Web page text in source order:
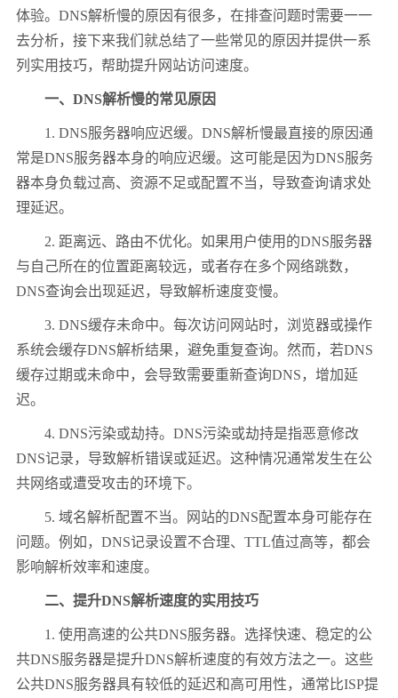
体验。DNS解析慢的原因有很多，在排查问题时需要一一
去分析，接下来我们就总结了一些常见的原因并提供一系
列实用技巧，帮助提升网站访问速度。
一、DNS解析慢的常见原因
1. DNS服务器响应迟缓。DNS解析慢最直接的原因通
常是DNS服务器本身的响应迟缓。这可能是因为DNS服务
器本身负载过高、资源不足或配置不当，导致查询请求处
理延迟。
2. 距离远、路由不优化。如果用户使用的DNS服务器
与自己所在的位置距离较远，或者存在多个网络跳数，
DNS查询会出现延迟，导致解析速度变慢。
3. DNS缓存未命中。每次访问网站时，浏览器或操作
系统会缓存DNS解析结果，避免重复查询。然而，若DNS
缓存过期或未命中，会导致需要重新查询DNS，增加延
迟。
4. DNS污染或劫持。DNS污染或劫持是指恶意修改
DNS记录，导致解析错误或延迟。这种情况通常发生在公
共网络或遭受攻击的环境下。
5. 域名解析配置不当。网站的DNS配置本身可能存在
问题。例如，DNS记录设置不合理、TTL值过高等，都会
影响解析效率和速度。
二、提升DNS解析速度的实用技巧
1. 使用高速的公共DNS服务器。选择快速、稳定的公
共DNS服务器是提升DNS解析速度的有效方法之一。这些
公共DNS服务器具有较低的延迟和高可用性，通常比ISP提